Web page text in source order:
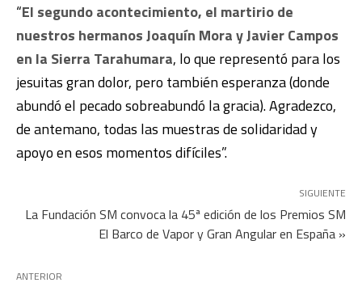
“El segundo acontecimiento, el martirio de
nuestros hermanos Joaquín Mora y Javier Campos
en la Sierra Tarahumara, lo que representó para los
jesuitas gran dolor, pero también esperanza (donde
abundó el pecado sobreabundó la gracia). Agradezco,
de antemano, todas las muestras de solidaridad y
apoyo en esos momentos difíciles”.
SIGUIENTE
La Fundación SM convoca la 45ª edición de los Premios SM
El Barco de Vapor y Gran Angular en España »
ANTERIOR